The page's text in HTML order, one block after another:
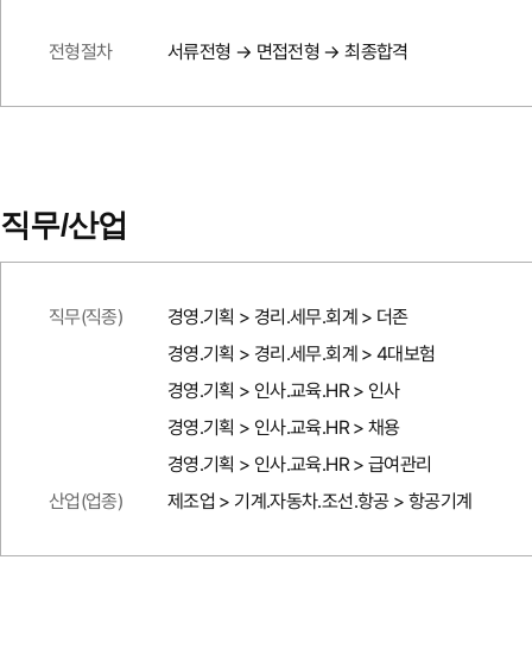
전형절차 서류전형 → 면접전형 → 최종합격
직무/산업
직무(직종)
경영.기획 > 경리.세무.회계 > 더존
경영.기획 > 경리.세무.회계 > 4대보험
경영.기획 > 인사.교육.HR > 인사
경영.기획 > 인사.교육.HR > 채용
경영.기획 > 인사.교육.HR > 급여관리
산업(업종)
제조업 > 기계.자동차.조선.항공 > 항공기계